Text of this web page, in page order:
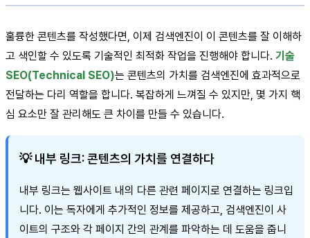
훌륭한 콘텐츠를 작성했다면, 이제 검색엔진이 이 콘텐츠를 잘 이해하
고 색인할 수 있도록 기술적인 최적화 작업을 진행해야 합니다. 기술
SEO(Technical SEO)는 콘텐츠의 가치를 검색엔진에 효과적으로
전달하는 다리 역할을 합니다. 복잡하게 느껴질 수 있지만, 몇 가지 핵
심 요소만 잘 관리해도 큰 차이를 만들 수 있습니다.
💡 내부 링크: 콘텐츠의 가치를 연결하다
내부 링크는 웹사이트 내의 다른 관련 페이지로 연결하는 링크입
니다. 이는 독자에게 추가적인 정보를 제공하고, 검색엔진이 사
이트의 구조와 각 페이지 간의 관계를 파악하는 데 도움을 줍니